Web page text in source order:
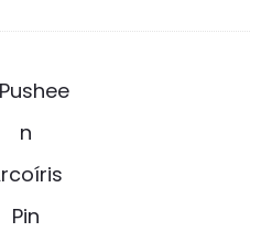
i
P
u
s
h